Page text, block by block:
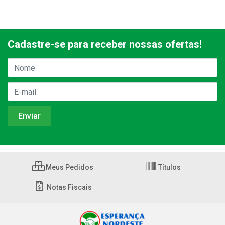
Cadastre-se para receber nossas ofertas!
Meus Pedidos Títulos
Notas Fiscais